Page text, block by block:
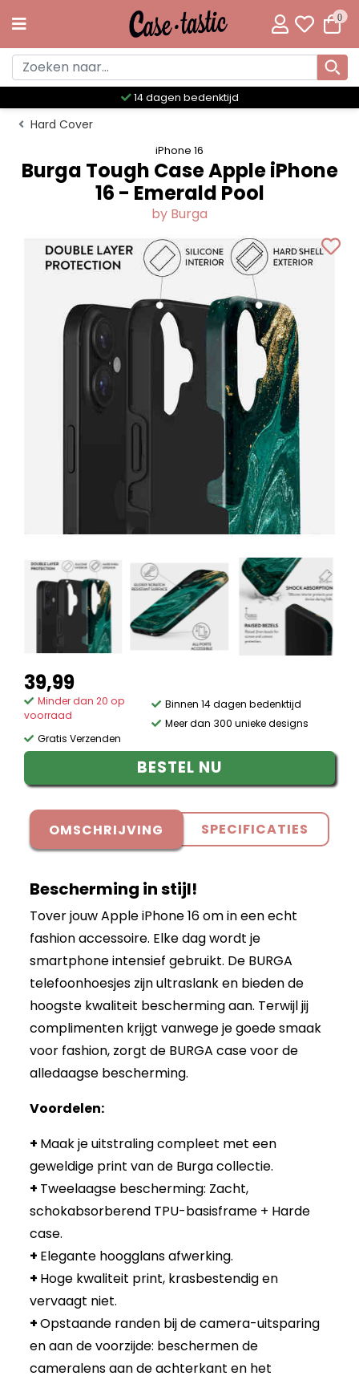
0
Meer dan 300 unieke designs
Hard Cover
iPhone 16
Burga Tough Case Apple iPhone
16 - Emerald Pool
by Burga
39,99
Minder dan 20 op
voorraad
Gratis Verzenden
Binnen 14 dagen bedenktijd
Meer dan 300 unieke designs
BESTEL NU
OMSCHRIJVING SPECIFICATIES
Bescherming in stijl!
Tover jouw Apple iPhone 16 om in een echt
fashion accessoire. Elke dag wordt je
smartphone intensief gebruikt. De BURGA
telefoonhoesjes zijn ultraslank en bieden de
hoogste kwaliteit bescherming aan. Terwijl jij
complimenten krijgt vanwege je goede smaak
voor fashion, zorgt de BURGA case voor de
alledaagse bescherming.
Voordelen:
+ Maak je uitstraling compleet met een
geweldige print van de Burga collectie.
+ Tweelaagse bescherming: Zacht,
schokabsorberend TPU-basisframe + Harde
case.
+ Elegante hoogglans afwerking.
+ Hoge kwaliteit print, krasbestendig en
vervaagt niet.
+Opstaande randen bij de camera-uitsparing
en aan de voorzijde: beschermen de
cameralens aan de achterkant en het